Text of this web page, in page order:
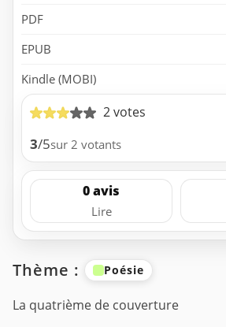
PDF
EPUB
Kindle (MOBI)
2 votes
3/5sur 2 votants
0 avis
Lire
Thème : Poésie
La quatrième de couverture